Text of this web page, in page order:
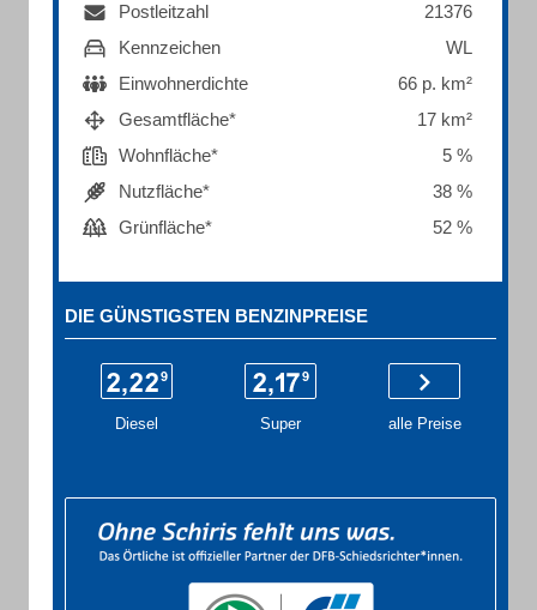
Postleitzahl
21376
Kennzeichen
WL
Einwohnerdichte
66 p. km²
Gesamtfläche*
17 km²
Wohnfläche*
5 %
Nutzfläche*
38 %
Grünfläche*
52 %
DIE GÜNSTIGSTEN BENZINPREISE
Diesel Super alle Preise